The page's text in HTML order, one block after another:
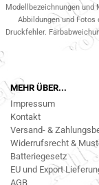
Modellbezeichnungen und
Abbildungen und
Druckfehler.
MEHR ÜBER...
Impressum
Kontakt
Versand- &
Widerrufsrecht &
Batteriegesetz
EU und Export
AGB